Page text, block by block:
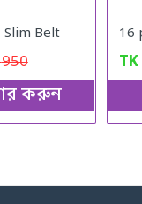
Slim Belt
950
করুন
TK